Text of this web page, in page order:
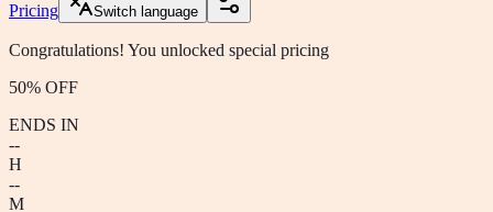
Pricing Switch language
Congratulations! You unlocked special pricing
50% OFF
ENDS IN
--
H
--
M